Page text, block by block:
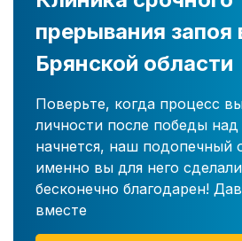
прерывания запоя
Брянской области
Поверьте, когда процесс
личности после победы
начнется, наш подопечный
именно вы для него
бесконечно благодарен!
вместе